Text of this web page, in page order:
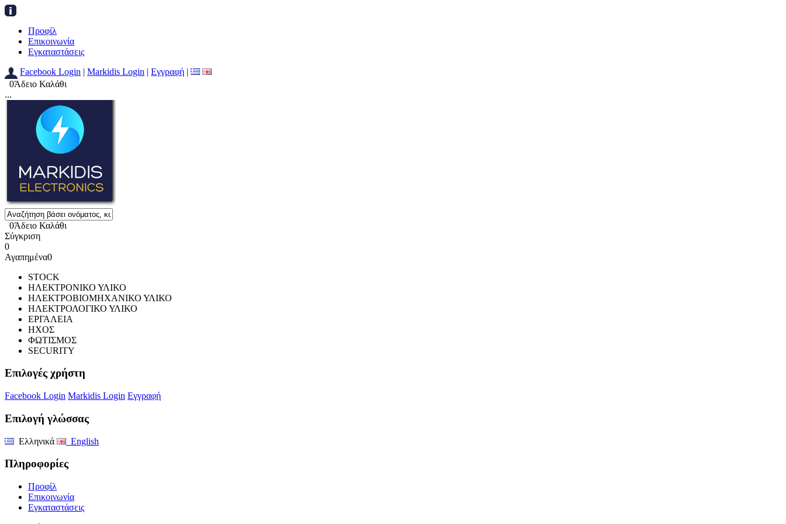
Προφίλ
Επικοινωνία
Εγκαταστάσεις
Facebook Login | Markidis Login | Εγγραφή |
0Άδειο Καλάθι
...
0Άδειο Καλάθι
Σύγκριση
0
Αγαπημένα0
STOCK
ΗΛΕΚΤΡΟΝΙΚΟ ΥΛΙΚΟ
ΗΛΕΚΤΡΟΒΙΟΜΗΧΑΝΙΚΟ ΥΛΙΚΟ
ΗΛΕΚΤΡΟΛΟΓΙΚΟ ΥΛΙΚΟ
ΕΡΓΑΛΕΙΑ
ΗΧΟΣ
ΦΩΤΙΣΜΟΣ
SECURITY
Επιλογές χρήστη
Facebook Login Markidis Login Εγγραφή
Επιλογή γλώσσας
Ελληνικά English
Πληροφορίες
Προφίλ
Επικοινωνία
Εγκαταστάσεις